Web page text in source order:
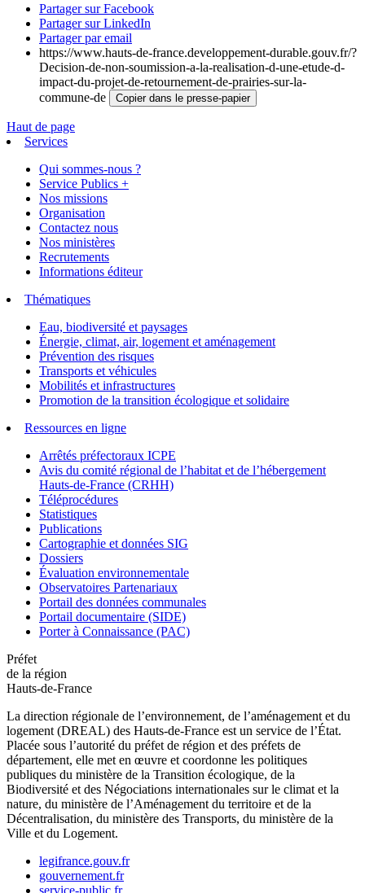
Partager sur Facebook
Partager sur LinkedIn
Partager par email
https://www.hauts-de-france.developpement-durable.gouv.fr/?
Decision-de-non-soumission-a-la-realisation-d-une-etude-d-
impact-du-projet-de-retournement-de-prairies-sur-la-
commune-de
Copier dans le presse-papier
Haut de page
Services
Qui sommes-nous ?
Service Publics +
Nos missions
Organisation
Contactez nous
Nos ministères
Recrutements
Informations éditeur
Thématiques
Eau, biodiversité et paysages
Énergie, climat, air, logement et aménagement
Prévention des risques
Transports et véhicules
Mobilités et infrastructures
Promotion de la transition écologique et solidaire
Ressources en ligne
Arrêtés préfectoraux ICPE
Avis du comité régional de l’habitat et de l’hébergement
Hauts-de-France (CRHH)
Téléprocédures
Statistiques
Publications
Cartographie et données SIG
Dossiers
Évaluation environnementale
Observatoires Partenariaux
Portail des données communales
Portail documentaire (SIDE)
Porter à Connaissance (PAC)
Préfet
de la région
Hauts-de-France
La direction régionale de l’environnement, de l’aménagement et du
logement (DREAL) des Hauts-de-France est un service de l’État.
Placée sous l’autorité du préfet de région et des préfets de
département, elle met en œuvre et coordonne les politiques
publiques du ministère de la Transition écologique, de la
Biodiversité et des Négociations internationales sur le climat et la
nature, du ministère de l’Aménagement du territoire et de la
Décentralisation, du ministère des Transports, du ministère de la
Ville et du Logement.
legifrance.gouv.fr
gouvernement.fr
service-public.fr